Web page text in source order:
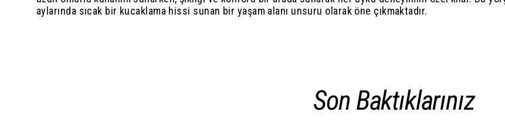
aylarında sıcak bir kucaklama hissi sunan bir yaşam alanı unsuru olarak öne çıkmaktadır.
Son Baktıklarınız